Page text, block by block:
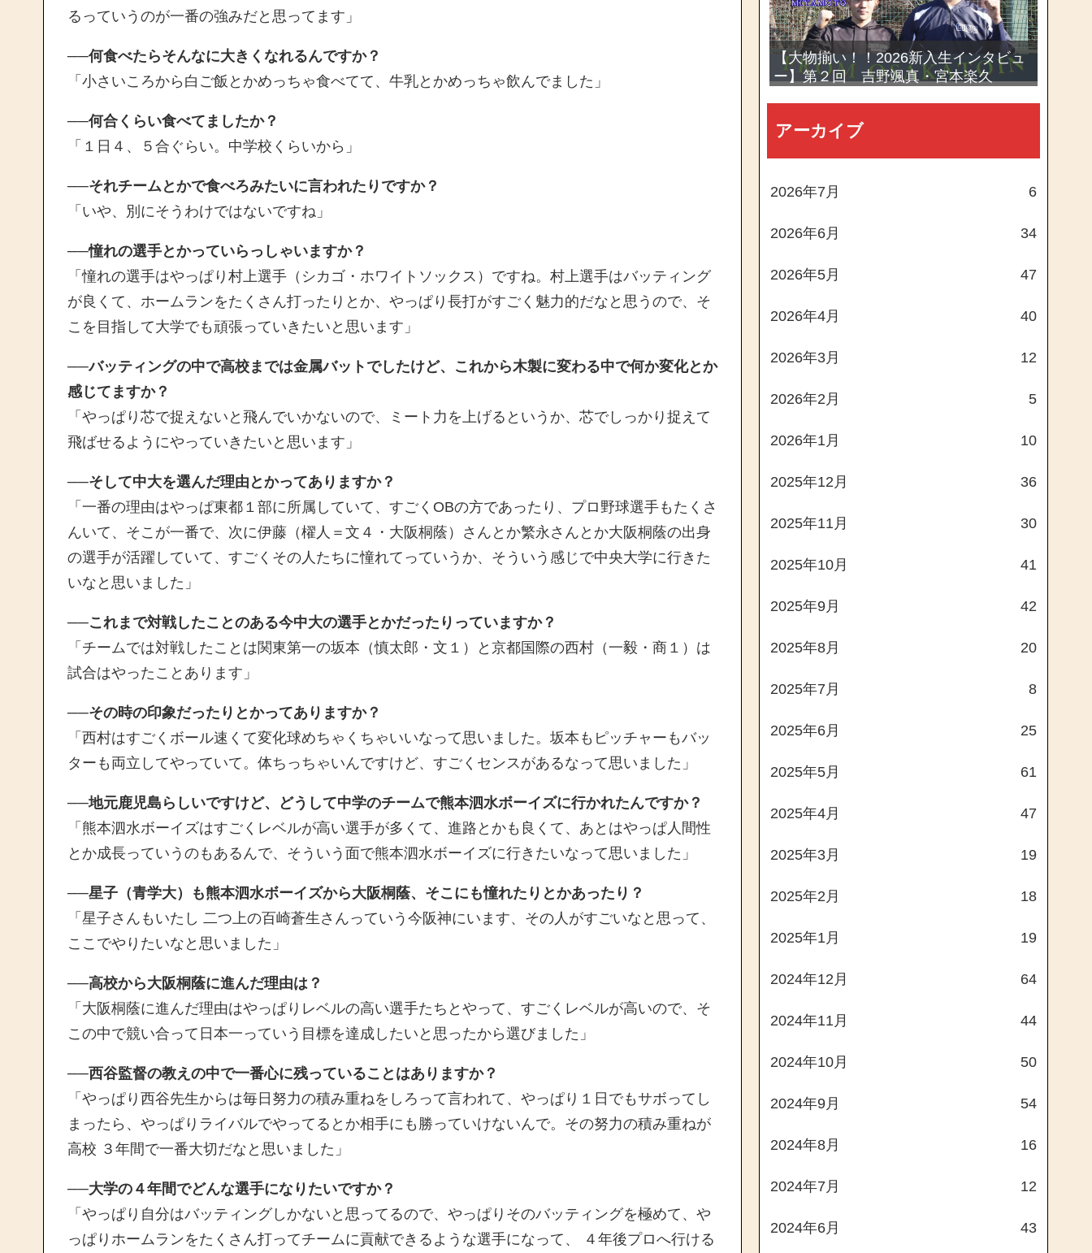
るっていうのが一番の強みだと思ってます」
──何食べたらそんなに大きくなれるんですか？
「小さいころから白ご飯とかめっちゃ食べてて、牛乳とかめっちゃ飲んでました」
──何合くらい食べてましたか？
「１日４、５合ぐらい。中学校くらいから」
──それチームとかで食べろみたいに言われたりですか？
「いや、別にそうわけではないですね」
──憧れの選手とかっていらっしゃいますか？
「憧れの選手はやっぱり村上選手（シカゴ・ホワイトソックス）ですね。村上選手はバッティング
が良くて、ホームランをたくさん打ったりとか、やっぱり長打がすごく魅力的だなと思うので、そ
こを目指して大学でも頑張っていきたいと思います」
──バッティングの中で高校までは金属バットでしたけど、これから木製に変わる中で何か変化とか
感じてますか？
「やっぱり芯で捉えないと飛んでいかないので、ミート力を上げるというか、芯でしっかり捉えて
飛ばせるようにやっていきたいと思います」
──そして中大を選んだ理由とかってありますか？
「一番の理由はやっぱ東都１部に所属していて、すごくOBの方であったり、プロ野球選手もたくさ
んいて、そこが一番で、次に伊藤（櫂人＝文４・大阪桐蔭）さんとか繁永さんとか大阪桐蔭の出身
の選手が活躍していて、すごくその人たちに憧れてっていうか、そういう感じで中央大学に行きた
いなと思いました」
──これまで対戦したことのある今中大の選手とかだったりっていますか？
「チームでは対戦したことは関東第一の坂本（慎太郎・文１）と京都国際の西村（一毅・商１）は
試合はやったことあります」
──その時の印象だったりとかってありますか？
「西村はすごくボール速くて変化球めちゃくちゃいいなって思いました。坂本もピッチャーもバッ
ターも両立してやっていて。体ちっちゃいんですけど、すごくセンスがあるなって思いました」
──地元鹿児島らしいですけど、どうして中学のチームで熊本泗水ボーイズに行かれたんですか？
「熊本泗水ボーイズはすごくレベルが高い選手が多くて、進路とかも良くて、あとはやっぱ人間性
とか成長っていうのもあるんで、そういう面で熊本泗水ボーイズに行きたいなって思いました」
──星子（青学大）も熊本泗水ボーイズから大阪桐蔭、そこにも憧れたりとかあったり？
「星子さんもいたし 二つ上の百崎蒼生さんっていう今阪神にいます、その人がすごいなと思って、
ここでやりたいなと思いました」
──高校から大阪桐蔭に進んだ理由は？
「大阪桐蔭に進んだ理由はやっぱりレベルの高い選手たちとやって、すごくレベルが高いので、そ
この中で競い合って日本一っていう目標を達成したいと思ったから選びました」
──西谷監督の教えの中で一番心に残っていることはありますか？
「やっぱり西谷先生からは毎日努力の積み重ねをしろって言われて、やっぱり１日でもサボってし
まったら、やっぱりライバルでやってるとか相手にも勝っていけないんで。その努力の積み重ねが
高校 ３年間で一番大切だなと思いました」
──大学の４年間でどんな選手になりたいですか？
「やっぱり自分はバッティングしかないと思ってるので、やっぱりそのバッティングを極めて、や
っぱりホームランをたくさん打ってチームに貢献できるような選手になって、 ４年後プロへ行ける
【大物揃い！！2026新入生インタビュ
ー】第２回 吉野颯真・宮本楽久
アーカイブ
2026年7月 6
2026年6月 34
2026年5月 47
2026年4月 40
2026年3月 12
2026年2月 5
2026年1月 10
2025年12月 36
2025年11月 30
2025年10月 41
2025年9月 42
2025年8月 20
2025年7月 8
2025年6月 25
2025年5月 61
2025年4月 47
2025年3月 19
2025年2月 18
2025年1月 19
2024年12月 64
2024年11月 44
2024年10月 50
2024年9月 54
2024年8月 16
2024年7月 12
2024年6月 43